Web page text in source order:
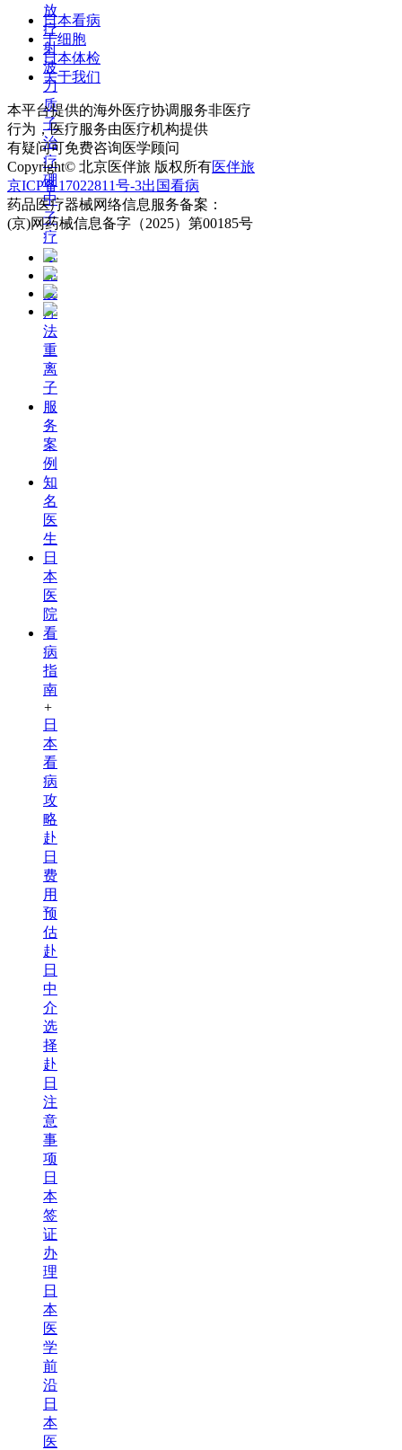
放
疗
射
波
刀
质
子
治
疗
硼
中
子
疗
法
免
疫
疗
法
重
离
子
服
务
案
例
知
名
医
生
日
本
医
院
看
病
指
南
+
日
本
看
病
攻
略
赴
日
费
用
预
估
赴
日
中
介
选
择
赴
日
注
意
事
项
日
本
签
证
办
理
日
本
医
学
前
沿
日
本
医
日本看病
干细胞
日本体检
关于我们
本平台提供的海外医疗协调服务非医疗
行为，医疗服务由医疗机构提供
有疑问可免费咨询医学顾问
Copyright© 北京医伴旅 版权所有医伴旅
京ICP备17022811号-3出国看病
药品医疗器械网络信息服务备案：
(京)网药械信息备字（2025）第00185号